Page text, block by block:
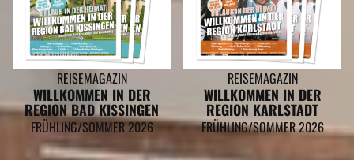
REISEMAGAZIN
WILLKOMMEN IN DER
REGION BAD KISSINGEN
FRÜHLING/SOMMER 2026
REISEMAGAZIN
WILLKOMMEN IN DER
REGION KARLSTADT
FRÜHLING/SOMMER 2026